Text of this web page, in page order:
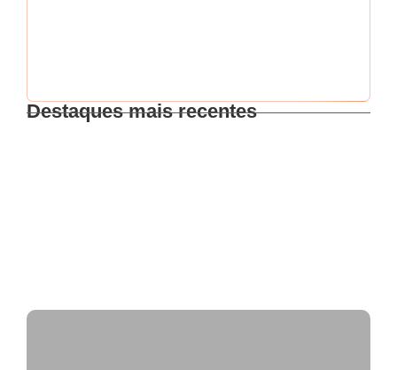
Destaques mais recentes